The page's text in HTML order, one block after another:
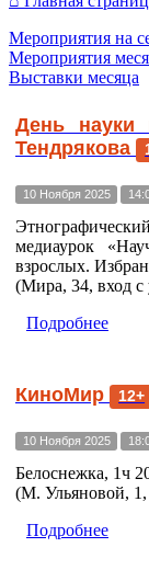
Мероприятия на
Мероприятия
Выставки месяца
День
Тендрякова
10 Ноября 2025
медиаурок
взрослых.
(Мира, 34, вход
Подробнее
КиноМир 12+
10 Ноября 2025
Белоснежка, 1ч
(М. Ульяновой,
Подробнее